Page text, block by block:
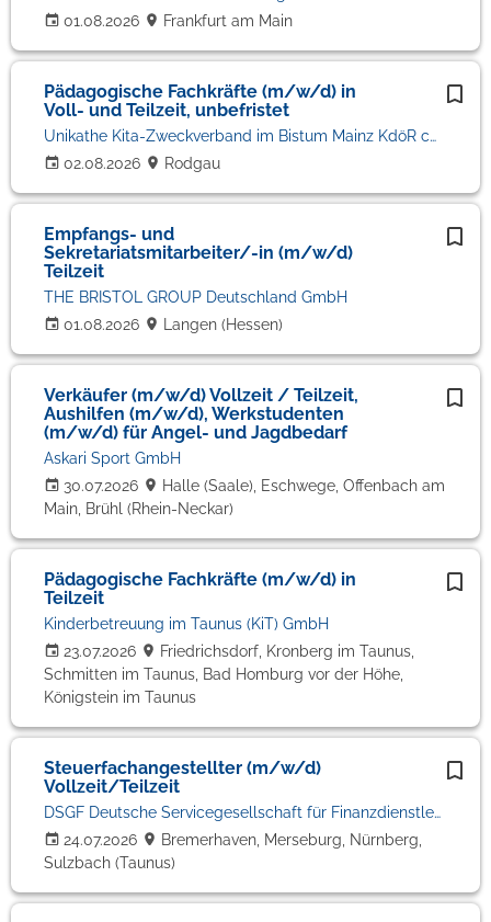
01.08.2026
Frankfurt am Main
Pädagogische Fachkräfte (m/w/d) in
Voll- und Teilzeit, unbefristet
02.08.2026
Unikathe Kita-Zweckverband im Bistum Mainz KdöR c/o Kinderhaus unter dem Regenbogen
Rodgau
Empfangs- und
Sekretariatsmitarbeiter/-in (m/w/d)
Teilzeit
01.08.2026
THE BRISTOL GROUP Deutschland GmbH
Langen (Hessen)
Verkäufer (m/w/d) Vollzeit / Teilzeit,
Aushilfen (m/w/d), Werkstudenten
(m/w/d) für Angel- und Jagdbedarf
30.07.2026
Askari Sport GmbH
Halle (Saale), Eschwege, Offenbach am
Main, Brühl (Rhein-Neckar)
Pädagogische Fachkräfte (m/w/d) in
Teilzeit
23.07.2026
Kinderbetreuung im Taunus (KiT) GmbH
Friedrichsdorf, Kronberg im Taunus,
Schmitten im Taunus, Bad Homburg vor der Höhe,
Königstein im Taunus
Steuerfachangestellter (m/w/d)
Vollzeit/Teilzeit
24.07.2026
DSGF Deutsche Servicegesellschaft für Finanzdienstleister mbH
Bremerhaven, Merseburg, Nürnberg,
Sulzbach (Taunus)